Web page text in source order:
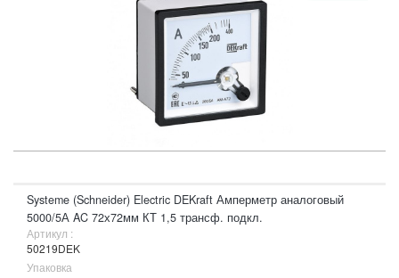
Systeme (Schneider) Electric DEKraft Амперметр аналоговый
5000/5А AC 72х72мм КТ 1,5 трансф. подкл.
Артикул :
50219DEK
Упаковка